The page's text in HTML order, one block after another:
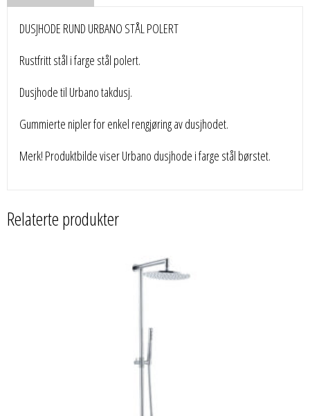
DUSJHODE RUND URBANO STÅL POLERT
Rustfritt stål i farge stål polert.
Dusjhode til Urbano takdusj.
Gummierte nipler for enkel rengjøring av dusjhodet.
Merk! Produktbilde viser Urbano dusjhode i farge stål børstet.
Relaterte produkter